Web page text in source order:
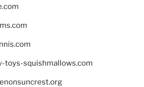
toys-squishmallows.com